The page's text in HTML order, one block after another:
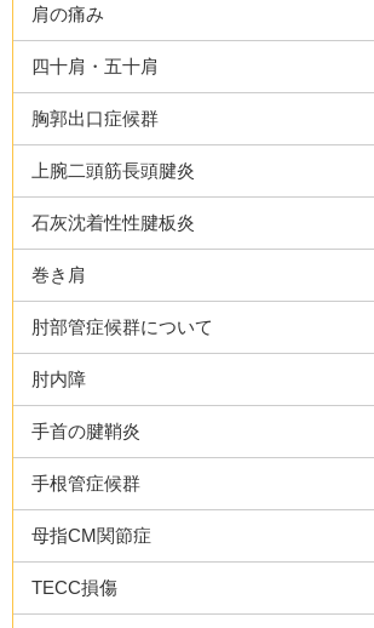
肩の痛み
四十肩・五十肩
胸郭出口症候群
上腕二頭筋長頭腱炎
石灰沈着性性腱板炎
巻き肩
肘部管症候群について
肘内障
手首の腱鞘炎
手根管症候群
母指CM関節症
TECC損傷